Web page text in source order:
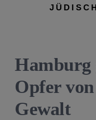
Hamburg
Opfer
Gewalt